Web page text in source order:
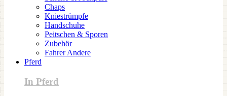
Chaps
Kniestrümpfe
Handschuhe
Peitschen & Sporen
Zubehör
Fahrer Andere
Pferd
In Pferd